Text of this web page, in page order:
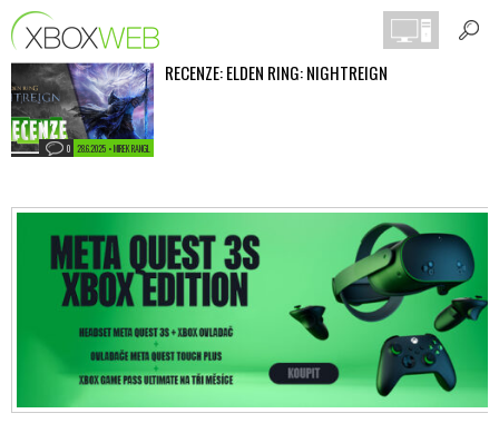
28.6.2025 • MIREK RANGL
0
RECENZE: ELDEN RING: NIGHTREIGN